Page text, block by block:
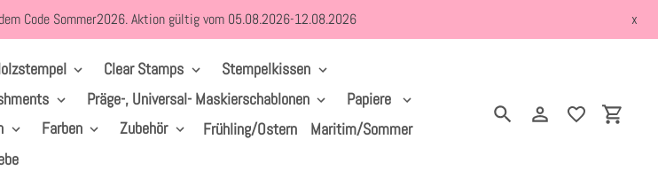
Code Sommer2026. Aktion gültig vom 05.08.2026-12.08.2026 x
Clear Stamps
Stempelkissen
Präge-, Universal- Maskierschablonen
Papiere
Farben Zubehör Frühling/Ostern
Maritim/Sommer
SuchenEinloggen